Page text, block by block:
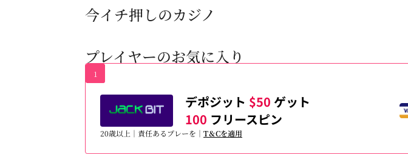
今イチ押しのカジノ
プレイヤーのお気に入り
1
デポジット $50 ゲット
100 フリースピン
20歳以上｜責任あるプレーを｜ T＆Cを適用